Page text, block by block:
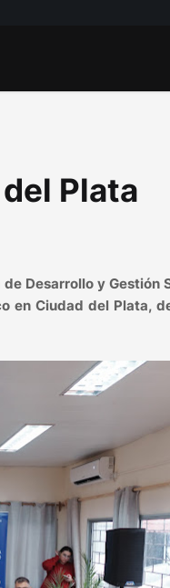
Plata
Desarrollo y Gestión
en Ciudad del Plata,